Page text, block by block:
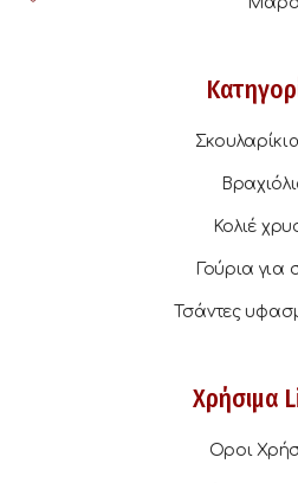
Κολιέ
Γούρια για
Τσάντες
Χρήσιμα
Οροι